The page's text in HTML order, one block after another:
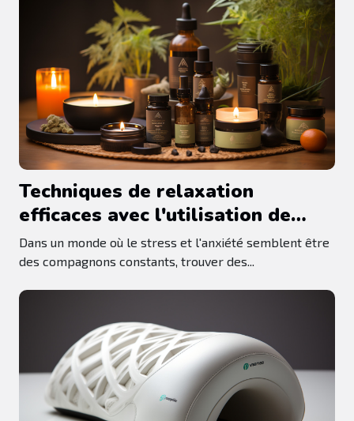
Techniques de relaxation
efficaces avec l'utilisation de
produits à base de CBD
Dans un monde où le stress et l'anxiété semblent être
des compagnons constants, trouver des...